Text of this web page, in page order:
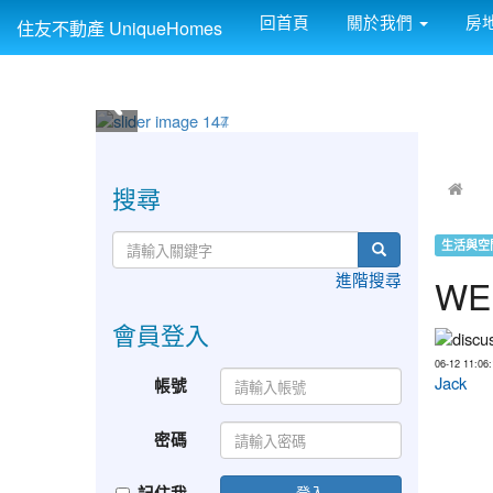
住友不動產 UniqueHomes 回首頁 關於我們 房
生活與空
06-12
Jack
搜尋
進階搜尋
會員登入
帳號
密碼